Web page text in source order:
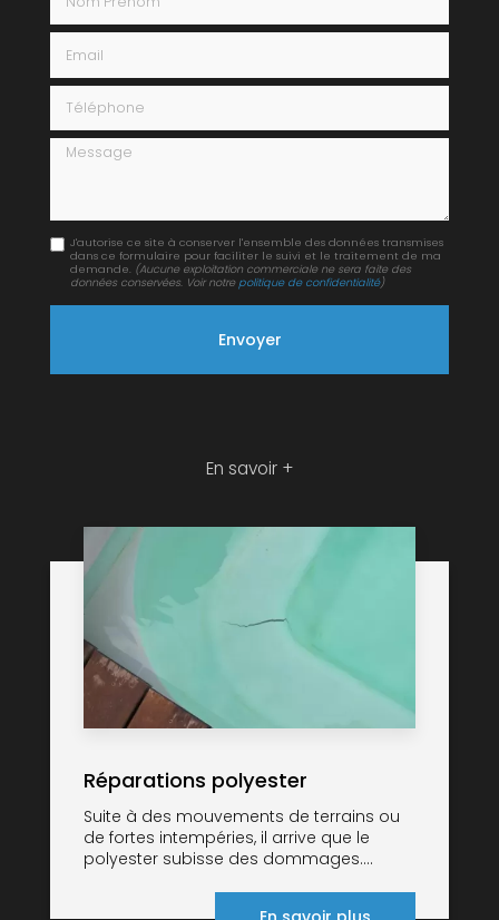
Message
J'autorise ce site à conserver l'ensemble des données transmises
dans ce formulaire pour faciliter le suivi et le traitement de ma
demande. (Aucune exploitation commerciale ne sera faite des
données conservées. Voir notre politique de confidentialité)
En savoir +
Réparations polyester
Suite à des mouvements de terrains ou
de fortes intempéries, il arrive que le
polyester subisse des dommages....